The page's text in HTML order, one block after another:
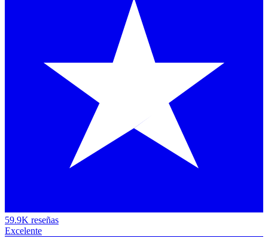
59.9K reseñas
Excelente